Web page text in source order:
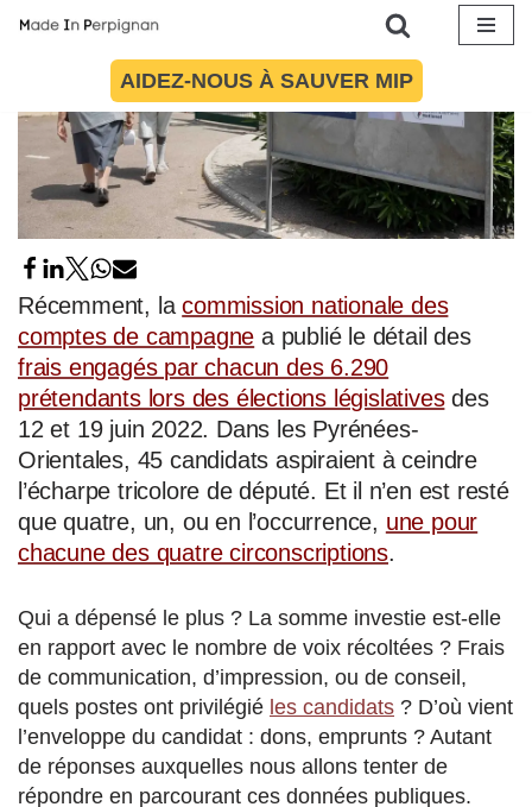
contenu
AIDEZ-NOUS À SAUVER MIP
Récemment, lacommission nationale des
comptes de campagne a publié le détail des
frais engagés par chacun des 6.290
prétendants lors des élections législativesdes
12 et 19 juin 2022. Dans les Pyrénées-
Orientales, 45 candidats aspiraient à ceindre
l’écharpe tricolore de député. Et il n’en est resté
que quatre, un, ou en l’occurrence, une pour
chacune des quatre circonscriptions.
Qui a dépensé le plus ? La somme investie est-elle
en rapport avec le nombre de voix récoltées ? Frais
de communication, d’impression, ou de conseil,
quels postes ont privilégié les candidats ? D’où vient
l’enveloppe du candidat : dons, emprunts ? Autant
de réponses auxquelles nous allons tenter de
répondre en parcourant ces données publiques.